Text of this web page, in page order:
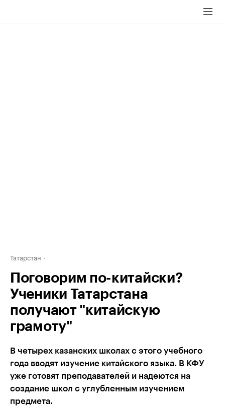
Татарстан
Поговорим по-китайски?
Ученики Татарстана
получают "китайскую
грамоту"
В четырех казанских школах с этого учебного
года вводят изучение китайского языка. В КФУ
уже готовят преподавателей и надеются на
создание школ с углубленным изучением
предмета.